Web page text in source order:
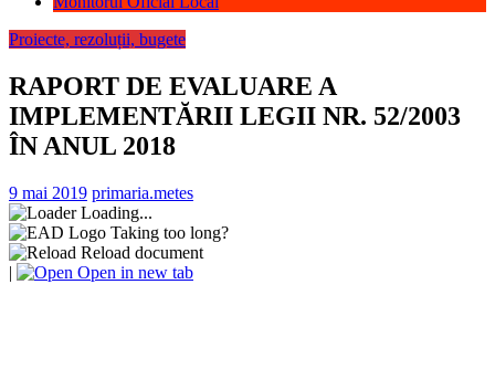
Proiecte, rezoluții, bugete
RAPORT DE EVALUARE A
IMPLEMENTĂRII LEGII NR. 52/2003
ÎN ANUL 2018
9 mai 2019 primaria.metes
Loading...
Taking too long?
Reload document
|
Open in new tab